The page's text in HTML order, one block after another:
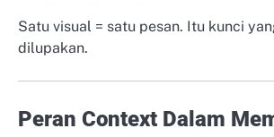
Satu visual = satu pesan. Itu kunci
dilupakan.
Peran Context Dalam